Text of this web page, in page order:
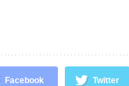
Facebook Twitter